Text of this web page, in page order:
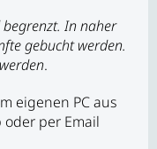
In naher
gebucht werden.
.
eigenen PC aus
per Email